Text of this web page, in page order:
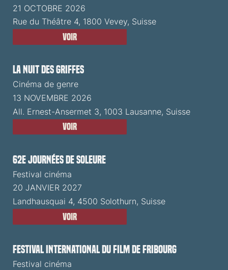
21 OCTOBRE 2026
Rue du Théâtre 4, 1800 Vevey, Suisse
Voir
La Nuit des Griffes
Cinéma de genre
13 NOVEMBRE 2026
All. Ernest-Ansermet 3, 1003 Lausanne, Suisse
Voir
62e Journées de Soleure
Festival cinéma
20 JANVIER 2027
Landhausquai 4, 4500 Solothurn, Suisse
Voir
Festival International du Film de Fribourg
Festival cinéma